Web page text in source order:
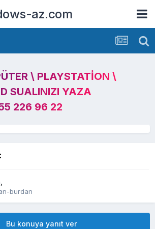
az.com
\ PLAYSTATION \
SUALINIZI YAZA
226 96 22
,
burdan
Bu konuya yanıt ver